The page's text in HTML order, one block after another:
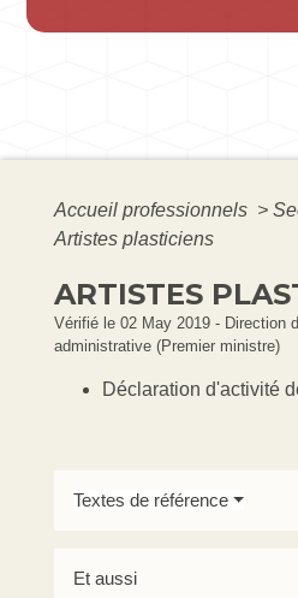
Accueil professionnels >
Artistes plasticiens
ARTISTES
Vérifié le 02 May 2019 - Direction
administrative (Premier ministre)
Déclaration d'activité
Textes de référence
Et aussi